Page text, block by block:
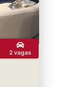
2 vagas